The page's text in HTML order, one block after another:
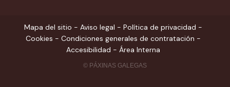
Mapa del sitio - Aviso legal - Política de privacidad -
Cookies - Condiciones generales de contratación -
Accesibilidad - Área Interna
© PÁXINAS GALEGAS